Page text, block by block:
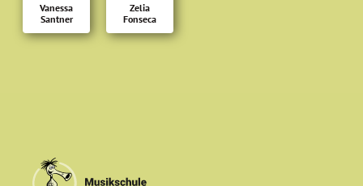
Vanessa
Santner
Zelia
Fonseca